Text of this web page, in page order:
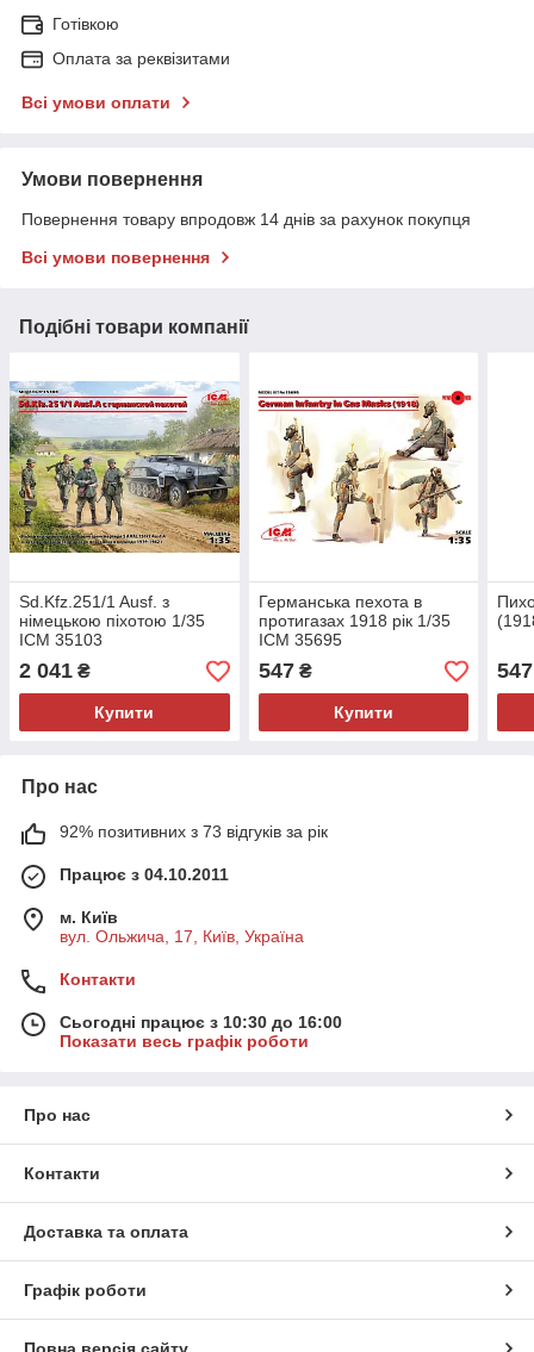
Готівкою
Оплата за реквізитами
Всі умови оплати
Умови повернення
Повернення товару впродовж 14 днів за рахунок покупця
Всі умови повернення
Подібні товари компанії
Sd.Kfz.251/1 Ausf. з
німецькою піхотою 1/35
ICM 35103
2 041 ₴
Купити
Германська пехота в
протигазах 1918 рік 1/35
ICM 35695
547₴
Купити
547
Про нас
92% позитивних з 73 відгуків за рік
Працює з 04.10.2011
м. Київ
вул. Ольжича, 17, Київ, Україна
Контакти
Сьогодні працює з 10:30 до 16:00
Показати весь графік роботи
Про нас
Контакти
Доставка та оплата
Графік роботи